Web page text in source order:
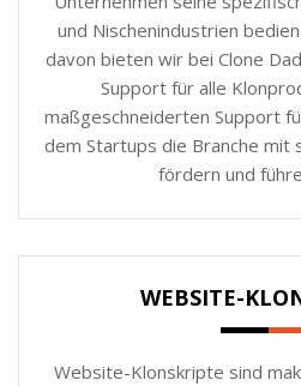
und Nischenindustrien
davon bieten wir bei Clone
Support für alle
maßgeschneiderten Support
dem Startups die Branche mit
fördern und
WEBSITE-
Website-Klonskripte sind